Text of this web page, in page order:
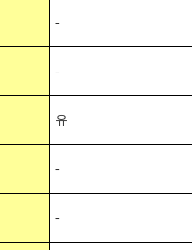
-
-
유
-
-